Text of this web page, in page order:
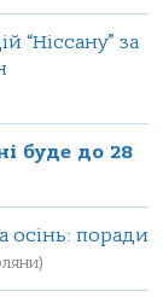
“Ніссану” за
буде до 28
осінь: поради